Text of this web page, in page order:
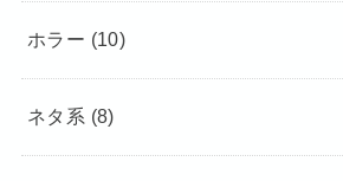
ホラー (10)
ネタ系 (8)